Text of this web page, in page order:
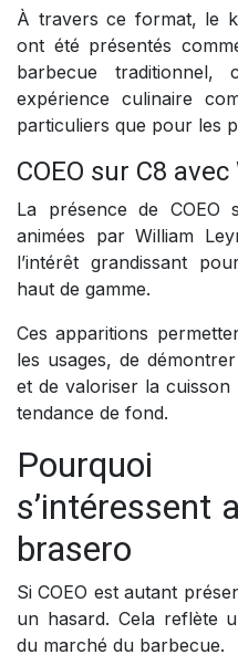
À travers ce format, le
ont été présentés
barbecue traditionnel,
expérience culinaire
particuliers que pour les
COEO sur C8
La présence de COEO
animées par William
l’intérêt grandissant
haut de gamme.
Ces apparitions
les usages, de
et de valoriser la
tendance de fond.
Pourquoi
s’intéressent
brasero
Si COEO est autant
un hasard. Cela reflète
du marché du barbecue.